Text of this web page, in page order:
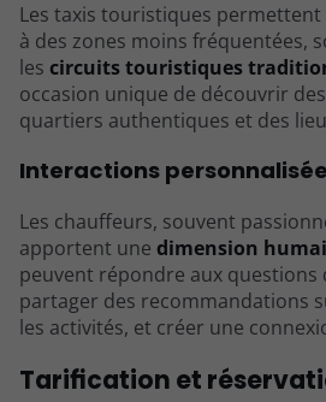
Les taxis touristiques
à des zones moins fréquentées,
les circuits touristiques
occasion unique de découvrir
quartiers authentiques et des
Interactions
Les chauffeurs, souvent
apportent une dimension
peuvent répondre aux questions
partager des recommandations
les activités, et créer une
Tarification et